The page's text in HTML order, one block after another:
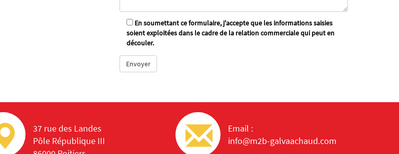
En soumettant ce formulaire, j'accepte que les informations saisies
soient exploitées dans le cadre de la relation commerciale qui peut en
découler.
37 rue des Landes
Pôle République III
Email :
info@m2b-galvaachaud.com